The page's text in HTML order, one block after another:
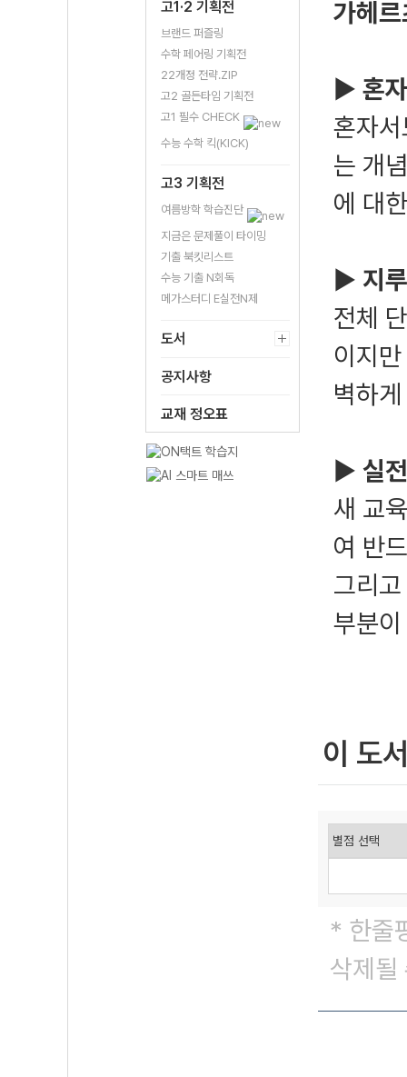
고1·2 기획전
브랜드 퍼즐링
수학 페어링 기획전
22개정 전략.ZIP
고2 골든타임 기획전
고1 필수 CHECK
수능 수학 킥(KICK)
고3 기획전
여름방학 학습진단
지금은 문제풀이 타이밍
기출 북킷리스트
수능 기출 N회독
메가스터디 E실전N제
도서
공지사항
교재 정오표
가헤
▶ 혼
혼자
는 개
에 대
▶ 지
전체
이지
벽하
▶ 실
새 교
여 반
그리
부분
이 도
* 한줄
삭제될